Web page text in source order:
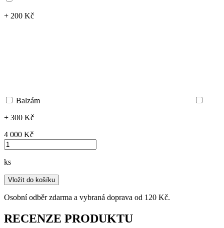
+ 200 Kč
Balzám
+ 300 Kč
4 000 ‎Kč
ks
Vložit do košíku
Osobní odběr zdarma a vybraná doprava od 120 Kč.
RECENZE PRODUKTU